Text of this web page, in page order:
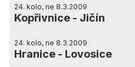
24. kolo, ne 8.3.2009
Kopřivnice - Jičín
24. kolo, ne 8.3.2009
Hranice - Lovosice